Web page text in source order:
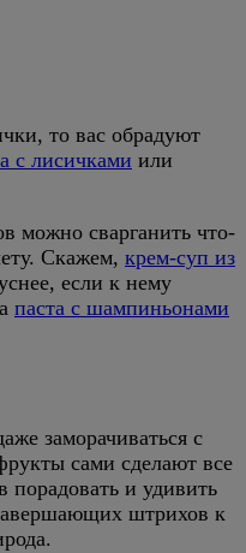
то вас обрадуют
с лисичками или
можно сварганить что-
Скажем, крем-суп из
если к нему
паста с шампиньонами
заморачиваться с
сами сделают все
порадовать и удивить
штрихов к